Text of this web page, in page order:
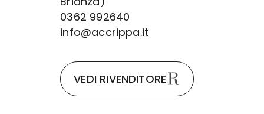
0362 992640
info@accrippa.it
VEDI RIVENDITORE